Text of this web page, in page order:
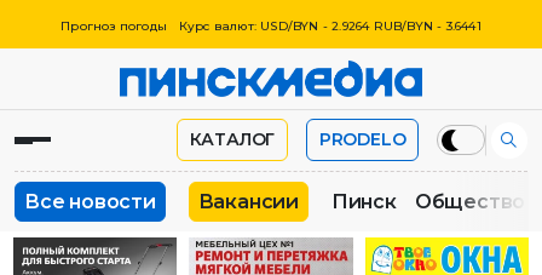
Прогноз погоды Курс валют: USD/BYN - 2.9264 RUB/BYN - 3.6441
КАТАЛОГ PRODELO
Все новости Вакансии Пинск Общество